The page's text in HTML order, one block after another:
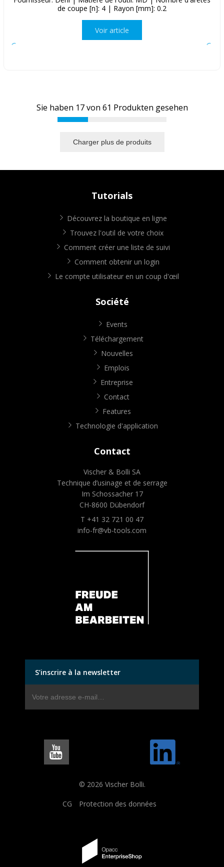
de coupe [n]: 4 | Rayon [mm]: 0.2
Voir article
Sie haben 17von 61 Produkten gesehen
Charger plus de produits
Tutorials
Découvrez la boutique en ligne
Trouvez l'outil de votre choix
Comment créer une liste de suivi
Comment obtenir un login
Le compte utilisateur en un coup d'œil
Société
Events
Téléchargement
Nouvelles
Emplois
Entreprise
Contact
Features
Technologie d'application
Contact
Vischer & Bolli SA
Technique d’usinage et de serrage
Im Schossacher 17
CH-8600 Dübendorf
T +41 32 721 00 47
info-fr@vb-tools.com
S’inscrire à la newsletter
© 2026 Vischer Bolli.
CG Protection des données